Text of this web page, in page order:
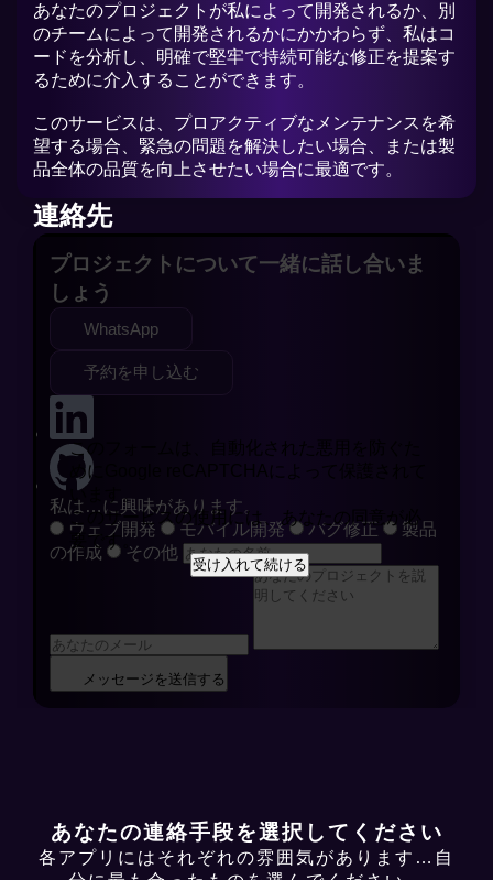
あなたのプロジェクトが私によって開発されるか、別
のチームによって開発されるかにかかわらず、私はコ
ードを分析し、明確で堅牢で持続可能な修正を提案す
るために介入することができます。
このサービスは、プロアクティブなメンテナンスを希
望する場合、緊急の問題を解決したい場合、または製
品全体の品質を向上させたい場合に最適です。
連絡先
プロジェクトについて一緒に話し合いま
しょう
WhatsApp
予約を申し込む
このフォームは、自動化された悪用を防ぐた
めにGoogle reCAPTCHAによって保護されて
います。
このサービスの使用には、あなたの同意が必
要です。
受け入れて続ける
私は…に興味があります。
ウェブ開発
モバイル開発 バグ修正
製品
の作成
その他
メッセージを送信する
あなたの連絡手段を選択してください
各アプリにはそれぞれの雰囲気があります…自